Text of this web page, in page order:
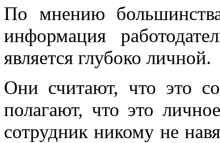
По мнению
информация
является глубоко личной.
Они считают, что это
полагают, что это
сотрудник никому не